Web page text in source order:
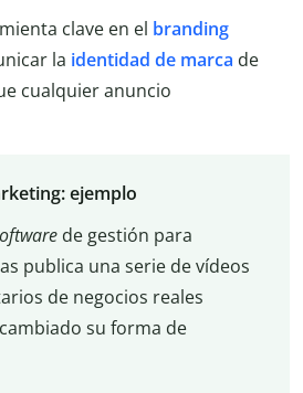
clave en el branding
la identidad de marca de
cualquier anuncio
ejemplo
de gestión para
publica una serie de vídeos
de negocios reales
su forma de